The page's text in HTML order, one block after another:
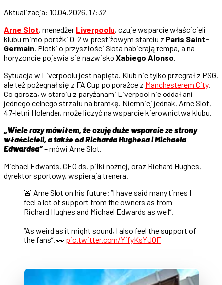
Aktualizacja: 10.04.2026, 17:32
Arne Slot, menedżer Liverpoolu, czuje wsparcie właścicieli
klubu mimo porażki 0-2 w prestiżowym starciu z Paris Saint-
Germain. Plotki o przyszłości Slota nabierają tempa, a na
horyzoncie pojawia się nazwisko Xabiego Alonso.
Sytuacja w Liverpoolu jest napięta. Klub nie tylko przegrał z PSG,
ale też pożegnał się z FA Cup po porażce z Manchesterem City.
Co gorsza, w starciu z paryżanami Liverpool nie oddał ani
jednego celnego strzału na bramkę. Niemniej jednak, Arne Slot,
47-letni Holender, może liczyć na wsparcie kierownictwa klubu.
„Wiele razy mówiłem, że czuję duże wsparcie ze strony
właścicieli, a także od Richarda Hughesa i Michaela
Edwardsa”– mówi Arne Slot.
Michael Edwards, CEO ds. piłki nożnej, oraz Richard Hughes,
dyrektor sportowy, wspierają trenera.
🚨 Arne Slot on his future: “I have said many times I
feel a lot of support from the owners as from
Richard Hughes and Michael Edwards as well”.
“As weird as it might sound, I also feel the support of
the fans”. 👀 pic.twitter.com/YifyKsYJ0F